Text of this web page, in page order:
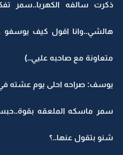
ذكرت سالفه الكهربا..سمر
هالشي..وانا اقول كيف يوسفو
متعاونة مع صاحبه عليي..)
يوسف: صراحه احلى يوم عشته
سمر ماسكه الملعقه
شنو بتقول عنها..؟